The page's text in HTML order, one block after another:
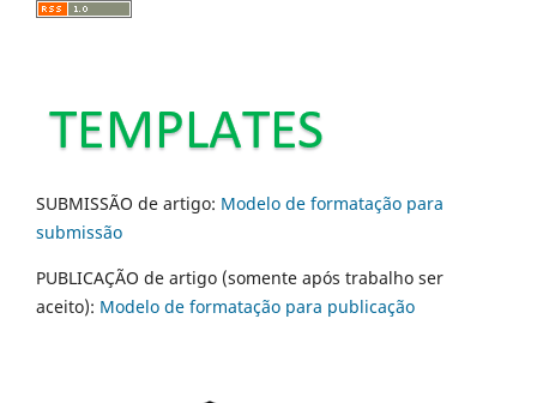
SUBMISSÃO de artigo: Modelo de formatação para
submissão
PUBLICAÇÃO de artigo (somente após trabalho ser
aceito): Modelo de formatação para publicação